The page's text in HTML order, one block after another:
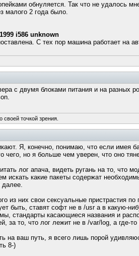
обнуляется. Так что не удалось
малого 2 года было.
i586 unknown
С тех пор машина работает на
с двумя блоками питания и на разных
своей точкой зрения.
Я, конечно, понимаю, что если имея
но я больше чем уверен, что оно
лог апача, видеть ругань на то, что
искать какие пакеты содержат
далее.
из них свои сексуальные пристрастия по
быть, ставят софт не в /usr а в какую-
стандарты касающиеся названия и
за то, что лог лежит не в /var/log, а где-
на ваш путь, я всего лишь порой
8-)